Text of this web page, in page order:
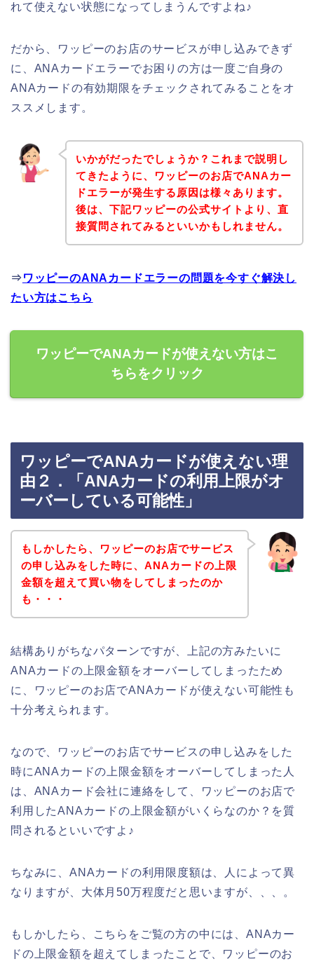
れて使えない状態になってしまうんですよね♪
だから、ワッピーのお店のサービスが申し込みできず
に、ANAカードエラーでお困りの方は一度ご自身の
ANAカードの有効期限をチェックされてみることをオ
ススメします。
いかがだったでしょうか？これまで説明し
てきたように、ワッピーのお店でANAカー
ドエラーが発生する原因は様々あります。
後は、下記ワッピーの公式サイトより、直
接質問されてみるといいかもしれません。
⇒ ワッピーのANAカードエラーの問題を今すぐ解決し
たい方はこちら
ワッピーでANAカードが使えない方はこ
ちらをクリック
ワッピーでANAカードが使えない理
由２．「ANAカードの利用上限がオ
ーバーしている可能性」
もしかしたら、ワッピーのお店でサービス
の申し込みをした時に、ANAカードの上限
金額を超えて買い物をしてしまったのか
も・・・
結構ありがちなパターンですが、上記の方みたいに
ANAカードの上限金額をオーバーしてしまったため
に、ワッピーのお店でANAカードが使えない可能性も
十分考えられます。
なので、ワッピーのお店でサービスの申し込みをした
時にANAカードの上限金額をオーバーしてしまった人
は、ANAカード会社に連絡をして、ワッピーのお店で
利用したANAカードの上限金額がいくらなのか？を質
問されるといいですよ♪
ちなみに、ANAカードの利用限度額は、人によって異
なりますが、大体月50万程度だと思いますが、、、。
もしかしたら、こちらをご覧の方の中には、ANAカー
ドの上限金額を超えてしまったことで、ワッピーのお